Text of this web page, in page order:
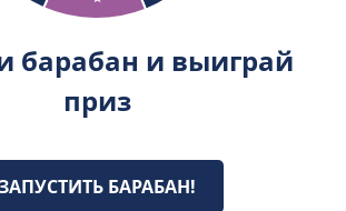
барабан и выиграй
приз
БАРАБАН!